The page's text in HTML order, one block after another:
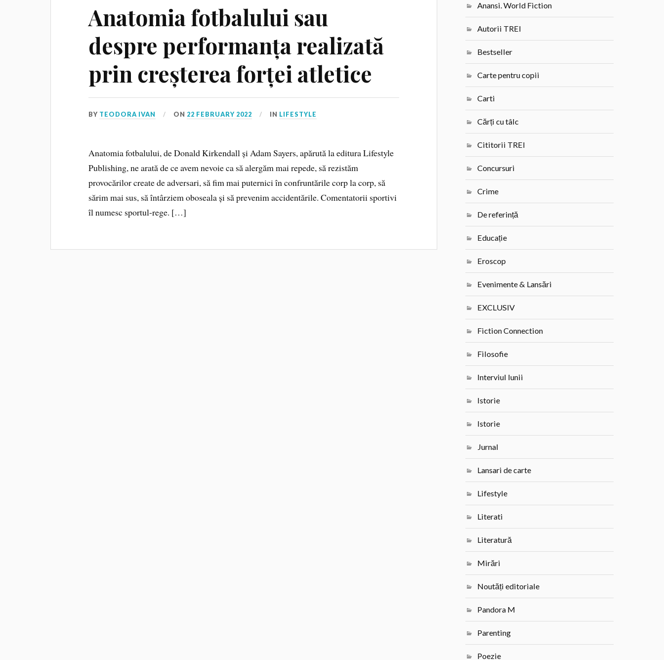
Anatomia fotbalului sau
despre performanța realizată
prin creșterea forței atletice
BY TEODORA IVAN ON 22 FEBRUARY 2022 IN LIFESTYLE
Anatomia fotbalului, de Donald Kirkendall și Adam Sayers, apărută la editura Lifestyle
Publishing, ne arată de ce avem nevoie ca să alergăm mai repede, să rezistăm
provocărilor create de adversari, să fim mai puternici în confruntările corp la corp, să
sărim mai sus, să întârziem oboseala și să prevenim accidentările. Comentatorii sportivi
îl numesc sportul-rege. […]
Anansi. World Fiction
Autorii TREI
Bestseller
Carte pentru copii
Carti
Cărți cu tâlc
Cititorii TREI
Concursuri
Crime
De referință
Educație
Eroscop
Evenimente & Lansări
EXCLUSIV
Fiction Connection
Filosofie
Interviul lunii
Istorie
Istorie
Jurnal
Lansari de carte
Lifestyle
Literati
Literatură
Mirări
Noutăți editoriale
Pandora M
Parenting
Poezie